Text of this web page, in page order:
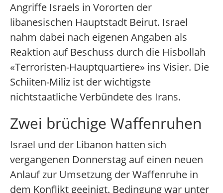
Angriffe Israels in Vororten der
libanesischen Hauptstadt Beirut. Israel
nahm dabei nach eigenen Angaben als
Reaktion auf Beschuss durch die Hisbollah
«Terroristen-Hauptquartiere» ins Visier. Die
Schiiten-Miliz ist der wichtigste
nichtstaatliche Verbündete des Irans.
Zwei brüchige Waffenruhen
Israel und der Libanon hatten sich
vergangenen Donnerstag auf einen neuen
Anlauf zur Umsetzung der Waffenruhe in
dem Konflikt geeinigt. Bedingung war unter